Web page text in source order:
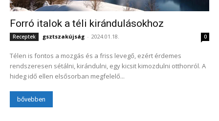
Forró italok a téli kirándulásokhoz
Receptek gsztszakújság - 2024.01.18. 0
Télen is fontos a mozgás és a friss levegő, ezért érdemes
rendszeresen sétálni, kirándulni, egy kicsit kimozdulni otthonról. A
hideg idő ellen elsősorban megfelelő...
bővebben